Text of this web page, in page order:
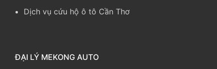
Dịch vụ cứu hộ ô tô Cần Thơ
ĐẠI LÝ MEKONG AUTO